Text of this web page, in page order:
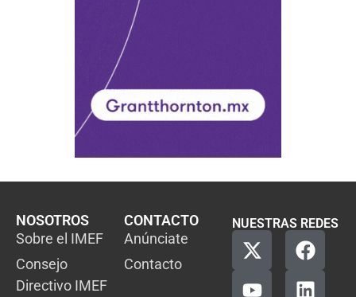
NOSOTROS
Sobre el IMEF
Consejo
Directivo IMEF
CONTACTO
Anúnciate
Contacto
NUESTRAS REDES